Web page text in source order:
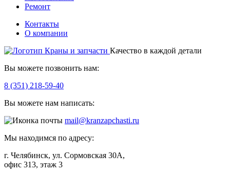
Ремонт
Контакты
О компании
Качество в каждой детали
Вы можете позвонить нам:
8 (351) 218-59-40
Вы можете нам написать:
mail@kranzapchasti.ru
Мы находимся по адресу:
г. Челябинск, ул. Сормовская 30А,
офис 313, этаж 3